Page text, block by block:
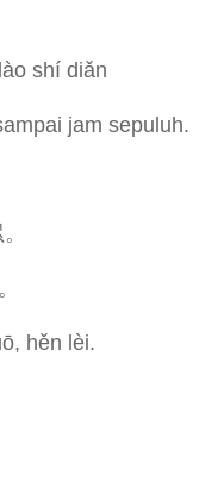
shí diǎn
jam sepuluh.
hěn lèi.